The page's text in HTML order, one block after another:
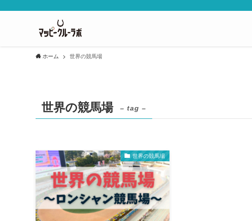
ホーム 世界の競馬場
世界の競馬場 – tag –
世界の競馬場